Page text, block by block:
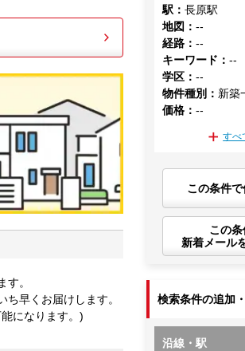
。
早くお届けします。
になります。)
駅 ：長原駅
地図 ：--
経路 ：--
キーワード ：--
学区 ：--
物件種別 ： 新築
価格 ：--
すべ
この条件
この
新着メール
検索条件の追加
沿線・駅